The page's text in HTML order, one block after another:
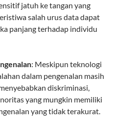
jatuh ke tangan yang
salah urus data dapat
panjang terhadap individu
: Meskipun teknologi
dalam pengenalan masih
diskriminasi,
yang mungkin memiliki
yang tidak terakurat.